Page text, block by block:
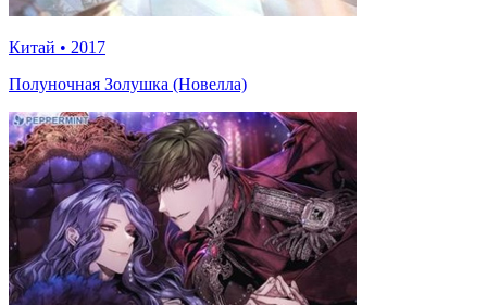
Китай • 2017
Полуночная Золушка (Новелла)